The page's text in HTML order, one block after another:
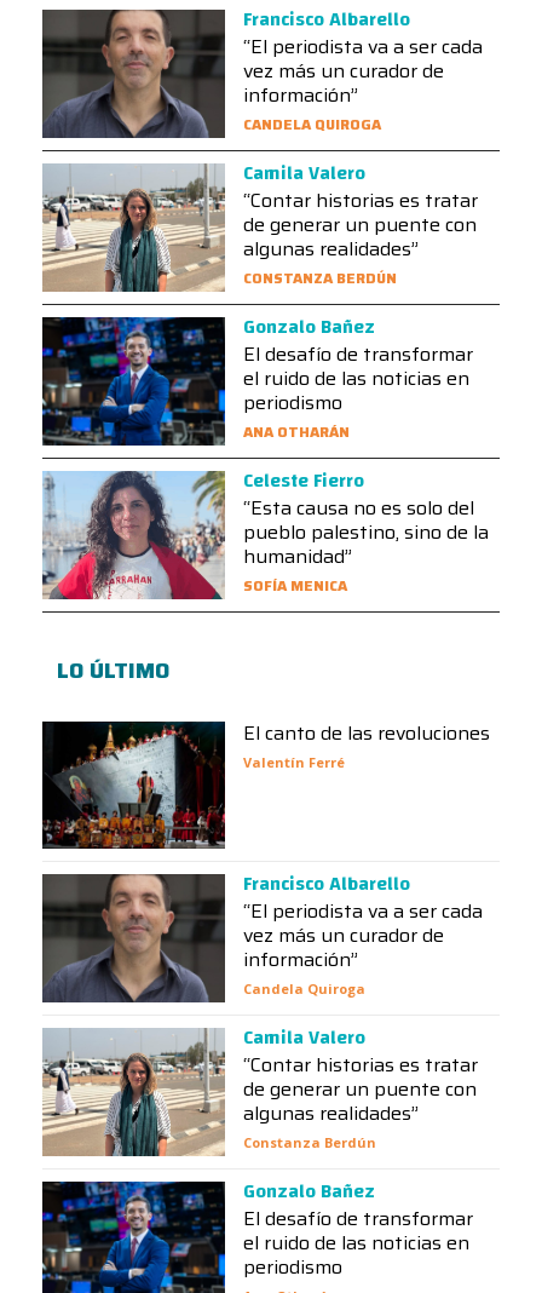
Francisco Albarello
“El periodista va a ser cada
vez más un curador de
información”
CANDELA QUIROGA
Camila Valero
“Contar historias es tratar
de generar un puente con
algunas realidades”
CONSTANZA BERDÚN
Gonzalo Bañez
El desafío de transformar
el ruido de las noticias en
periodismo
ANA OTHARÁN
Celeste Fierro
“Esta causa no es solo del
pueblo palestino, sino de la
humanidad”
SOFÍA MENICA
LO ÚLTIMO
El canto de las revoluciones
Valentín Ferré
Francisco Albarello
“El periodista va a ser cada
vez más un curador de
información”
Candela Quiroga
Camila Valero
“Contar historias es tratar
de generar un puente con
algunas realidades”
Constanza Berdún
Gonzalo Bañez
El desafío de transformar
el ruido de las noticias en
periodismo